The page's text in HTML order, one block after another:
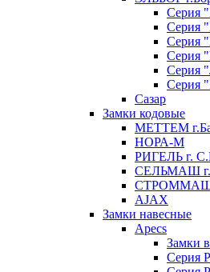
Серия
Серия
Серия
Серия
Серия
Серия
Сазар
Замки кодовые
МЕТТЕМ
НОРА-М
РИГЕЛЬ г.
СЕЛЬМАШ
AJAX
Замки навесные
Apecs
Замки
Серия